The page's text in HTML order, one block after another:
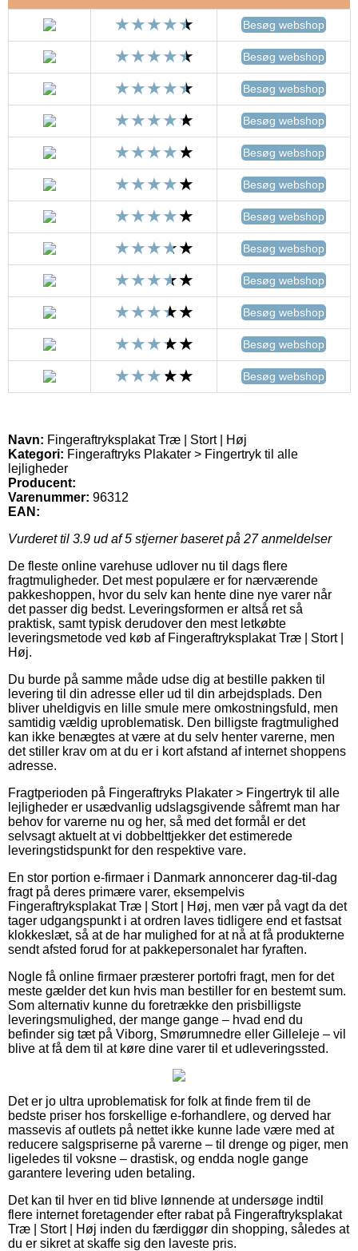
Besøg webshop
Besøg webshop
Besøg webshop
Besøg webshop
Besøg webshop
Besøg webshop
Besøg webshop
Besøg webshop
Besøg webshop
Besøg webshop
Besøg webshop
Besøg webshop
Navn: Fingeraftryksplakat Træ | Stort | Høj
Kategori: Fingeraftryks Plakater > Fingertryk til alle
lejligheder
Producent:
Varenummer: 96312
EAN:
Vurderet til 3.9 ud af 5 stjerner baseret på 27anmeldelser
De fleste online varehuse udlover nu til dags flere
fragtmuligheder. Det mest populære er for nærværende
pakkeshoppen, hvor du selv kan hente dine nye varer når
det passer dig bedst. Leveringsformen er altså ret så
praktisk, samt typisk derudover den mest letkøbte
leveringsmetode ved køb af Fingeraftryksplakat Træ | Stort |
Høj.
Du burde på samme måde udse dig at bestille pakken til
levering til din adresse eller ud til din arbejdsplads. Den
bliver uheldigvis en lille smule mere omkostningsfuld, men
samtidig vældig uproblematisk. Den billigste fragtmulighed
kan ikke benægtes at være at du selv henter varerne, men
det stiller krav om at du er i kort afstand af internet shoppens
adresse.
Fragtperioden på Fingeraftryks Plakater > Fingertryk til alle
lejligheder er usædvanlig udslagsgivende såfremt man har
behov for varerne nu og her, så med det formål er det
selvsagt aktuelt at vi dobbelttjekker det estimerede
leveringstidspunkt for den respektive vare.
En stor portion e-firmaer i Danmark annoncerer dag-til-dag
fragt på deres primære varer, eksempelvis
Fingeraftryksplakat Træ | Stort | Høj, men vær på vagt da det
tager udgangspunkt i at ordren laves tidligere end et fastsat
klokkeslæt, så at de har mulighed for at nå at få produkterne
sendt afsted forud for at pakkepersonalet har fyraften.
Nogle få online firmaer præsterer portofri fragt, men for det
meste gælder det kun hvis man bestiller for en bestemt sum.
Som alternativ kunne du foretrække den prisbilligste
leveringsmulighed, der mange gange – hvad end du
befinder sig tæt på Viborg, Smørumnedre eller Gilleleje – vil
blive at få dem til at køre dine varer til et udleveringssted.
Det er jo ultra uproblematisk for folk at finde frem til de
bedste priser hos forskellige e-forhandlere, og derved har
massevis af outlets på nettet ikke kunne lade være med at
reducere salgspriserne på varerne – til drenge og piger, men
ligeledes til voksne – drastisk, og endda nogle gange
garantere levering uden betaling.
Det kan til hver en tid blive lønnende at undersøge indtil
flere internet foretagender efter rabat på Fingeraftryksplakat
Træ | Stort | Høj inden du færdiggør din shopping, således at
du er sikret at skaffe sig den laveste pris.